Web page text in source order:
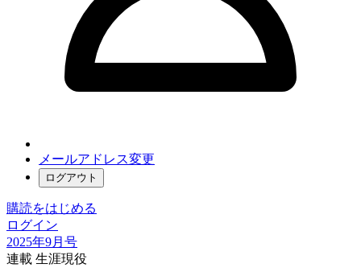
メールアドレス変更
ログアウト
購読をはじめる
ログイン
2025年9月号
連載 生涯現役